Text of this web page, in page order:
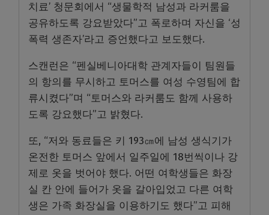
치료’ 청문회에서 “생물학적 남성과 라커룸을
공유하도록 강요받았다”고 폭로하며 자신을 ‘성
폭력 생존자’라고 증언했다고 보도했다.
스캔런은 “펜실베니아대학 관계자들이 팀원들
의 항의를 무시하고 토머스를 여성 수영팀에 합
류시켰다”며 “토머스와 라커룸도 함께 사용하
도록 강요했다”고 밝혔다.
또, “저와 동료들은 키 193㎝에 남성 생식기가
온전한 토머스 앞에서 일주일에 18번씩이나 강
제로 옷을 벗어야 했다. 어떤 여학생들은 화장
실 칸 안에 들어가 옷을 갈아입었고 다른 여학
생은 가족 화장실을 이용하기도 했다”고 피해